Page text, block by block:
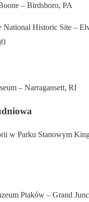
– Birdsboro, PA
National Historic Site –
– Narragansett, RI
w Parku Stanowym
Ptaków – Grand